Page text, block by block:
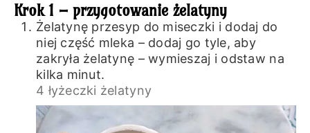
Krok 1 – przygotowanie żelatyny
Żelatynę przesyp do miseczki i dodaj do
niej część mleka – dodaj go tyle, aby
zakryła żelatynę – wymieszaj i odstaw na
kilka minut.
4 łyżeczki żelatyny